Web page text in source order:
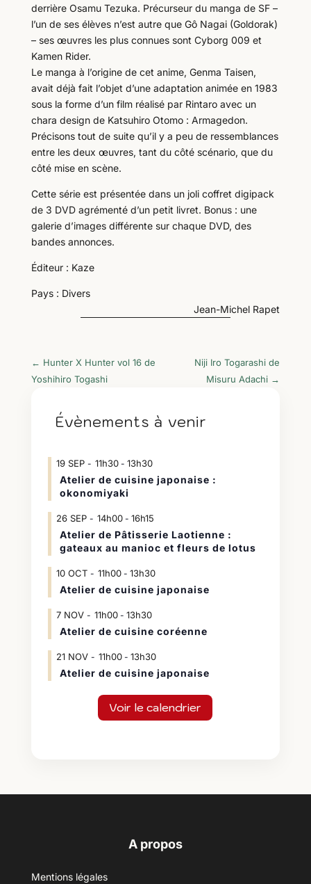
derrière Osamu Tezuka. Précurseur du manga de SF –
l’un de ses élèves n’est autre que Gô Nagai (Goldorak)
– ses œuvres les plus connues sont Cyborg 009 et
Kamen Rider.
Le manga à l’origine de cet anime, Genma Taisen,
avait déjà fait l’objet d’une adaptation animée en 1983
sous la forme d’un film réalisé par Rintaro avec un
chara design de Katsuhiro Otomo : Armagedon.
Précisons tout de suite qu’il y a peu de ressemblances
entre les deux œuvres, tant du côté scénario, que du
côté mise en scène.
Cette série est présentée dans un joli coffret digipack
de 3 DVD agrémenté d’un petit livret. Bonus : une
galerie d’images différente sur chaque DVD, des
bandes annonces.
Éditeur : Kaze
Pays : Divers
Jean-Michel Rapet
← Hunter X Hunter vol 16 de
Yoshihiro Togashi
Niji Iro Togarashi de
Misuru Adachi →
Évènements à venir
19 SEP 11h30- 13h30
Atelier de cuisine japonaise :
okonomiyaki
26 SEP 14h00- 16h15
Atelier de Pâtisserie Laotienne :
gateaux au manioc et fleurs de lotus
10 OCT 11h00- 13h30
Atelier de cuisine japonaise
7 NOV 11h00- 13h30
Atelier de cuisine coréenne
21 NOV 11h00- 13h30
Atelier de cuisine japonaise
Voir le calendrier
A propos
Mentions légales